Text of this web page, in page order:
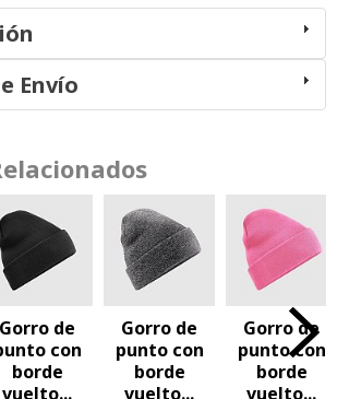
Envío
Gorro de
con
borde
vuelto...
Gorro de
punto con
borde
vuelto...
Gorro de
punto con
borde
vuelto...